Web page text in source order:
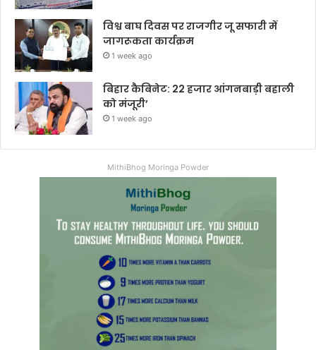
विश्व बाघ दिवस पर राजगीर जू सफारी में
जागरूकता कार्यक्रम
1 week ago
बिहार कैबिनेट: 22 हजार आंगनबाड़ी बहाली
को मंजूरी’
1 week ago
MithiBhog Moringa Powder